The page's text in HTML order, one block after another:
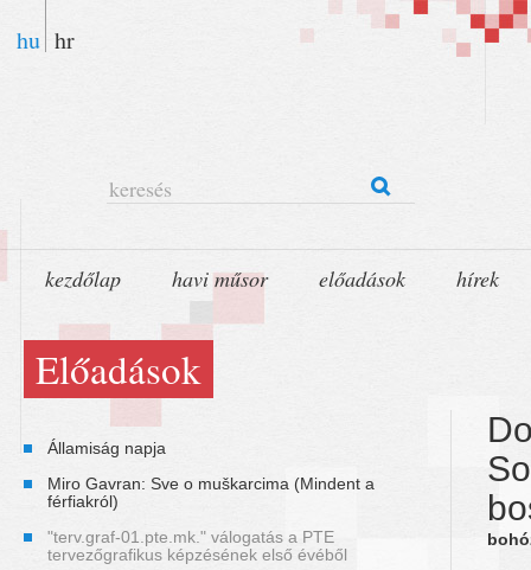
hu hr
keresés
kezdőlap havi műsor előadások hírek
Előadások
Államiság napja
Miro Gavran: Sve o muškarcima (Mindent a
férfiakról)
"terv.graf-01.pte.mk." válogatás a PTE
tervezőgrafikus képzésének első évéből